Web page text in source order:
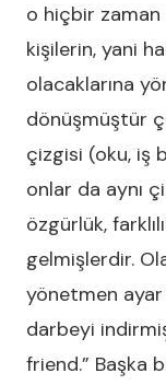
o hiçbir
kişilerin, yani
olacaklarına
dönüşmüştür
çizgisi (oku, iş
onlar da aynı
özgürlük,
gelmişlerdir.
yönetmen ayar
darbeyi
friend.” Başka